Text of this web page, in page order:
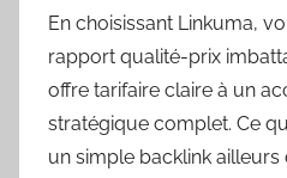
En choisissant Linkuma,
rapport qualité-prix
offre tarifaire claire à un
stratégique complet. Ce
un simple backlink